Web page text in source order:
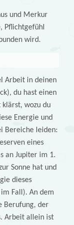
und Merkur
Pflichtgefühl
wird.
Arbeit in deinen
du hast einen
klärst, wozu du
Energie und
Bereiche leiden:
eines
an Jupiter im 1.
Sonne hat und
dieses
Fall). An dem
Berufung, der
Arbeit allein ist